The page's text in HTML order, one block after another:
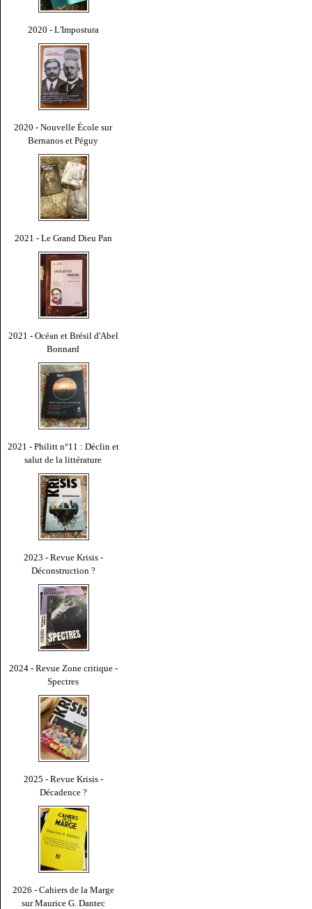
2020 - L'Impostura
2020 - Nouvelle École sur
Bernanos et Péguy
2021 - Le Grand Dieu Pan
2021 - Océan et Brésil d'Abel
Bonnard
2021 - Philitt n°11 : Déclin et
salut de la littérature
2023 - Revue Krisis -
Déconstruction ?
2024 - Revue Zone critique -
Spectres
2025 - Revue Krisis -
Décadence ?
2026 - Cahiers de la Marge
sur Maurice G. Dantec